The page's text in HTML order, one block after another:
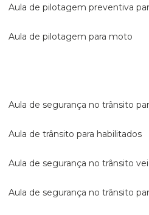
aula de pilotagem preventiva
aula de pilotagem para moto
aula de segurança no trânsito
aula de trânsito para habilitados
aula de segurança no trânsito
aula de segurança no trânsito